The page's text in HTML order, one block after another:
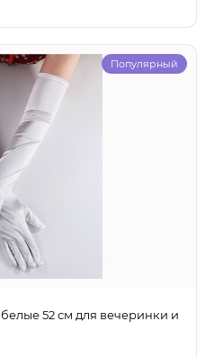
Популярный
52 см для вечеринки и